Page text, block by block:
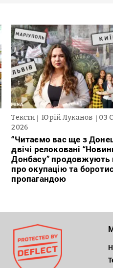
Тексти Юрій Луканов
03
2026
“Читаємо вас ще з
двічі релоковані
Донбасу” продовжують
про окупацію та
пропагандою